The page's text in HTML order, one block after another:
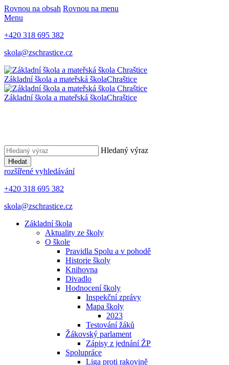
Rovnou na obsah Rovnou na menu
Menu
+420 318 695 382
skola@zschrastice.cz
Základní škola a mateřská školaChraštice
Základní škola a mateřská školaChraštice
Hledaný výraz
Hledat
rozšířené vyhledávání
+420 318 695 382
skola@zschrastice.cz
Základní škola
Aktuality ze školy
O škole
Pravidla Spolu a v pohodě
Historie školy
Knihovna
Divadlo
Hodnocení školy
Inspekční zprávy
Mapa školy
2023
Testování žáků
Žákovský parlament
Zápisy z jednání ŽP
Spolupráce
Liga proti rakovině